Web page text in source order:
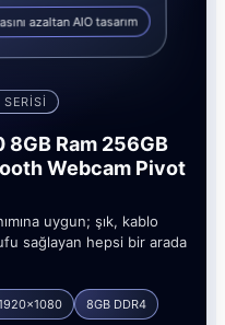
Ram 256GB
Webcam Pivot
uygun; şık, kablo
sağlayan hepsi bir arada
8GB DDR4
azaltan AIO tasarım